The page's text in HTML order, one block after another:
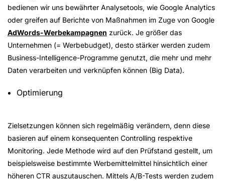
bedienen wir uns bewährter Analysetools, wie Google Analytics
oder greifen auf Berichte von Maßnahmen im Zuge von Google
AdWords-Werbekampagnen zurück. Je größer das
Unternehmen (= Werbebudget), desto stärker werden zudem
Business-Intelligence-Programme genutzt, die mehr und mehr
Daten verarbeiten und verknüpfen können (Big Data).
Optimierung
Zielsetzungen können sich regelmäßig verändern, denn diese
basieren auf einem konsequenten Controlling respektive
Monitoring. Jede Methode wird auf den Prüfstand gestellt, um
beispielsweise bestimmte Werbemittelmittel hinsichtlich einer
höheren CTR auszutauschen. Mittels A/B-Tests werden zudem